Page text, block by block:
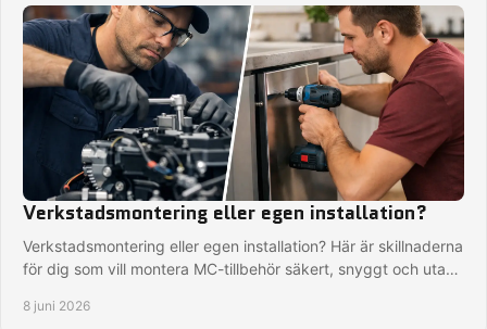
Verkstadsmontering eller egen installation?
Verkstadsmontering eller egen installation? Här är skillnaderna
för dig som vill montera MC-tillbehör säkert, snyggt och utan
8 juni 2026